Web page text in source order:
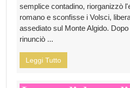
semplice contadino, riorganizzò
romano e sconfisse i Volsci,
assediato sul Monte Algido. Dopo
rinunciò ...
Leggi Tutto